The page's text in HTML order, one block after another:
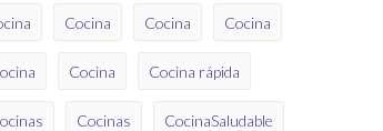
Cocina Cocina Cocina
Cocina Cocina rápida
Cocinas CocinaSaludable